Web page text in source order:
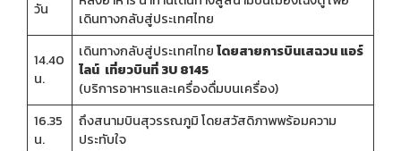
วัน
เดินทางกลับสู่ประเทศไทย
14.40
น.
เดินทางกลับสู่ประเทศไทยโดยสายการบินเสฉวน แอร์
ไลน์ เที่ยวบินที่ 3U 8145
(บริการอาหารและเครื่องดื่มบนเครื่อง)
16.35
น.
ถึงสนามบินสุวรรณภูมิ โดยสวัสดิภาพพร้อมความ
ประทับใจ